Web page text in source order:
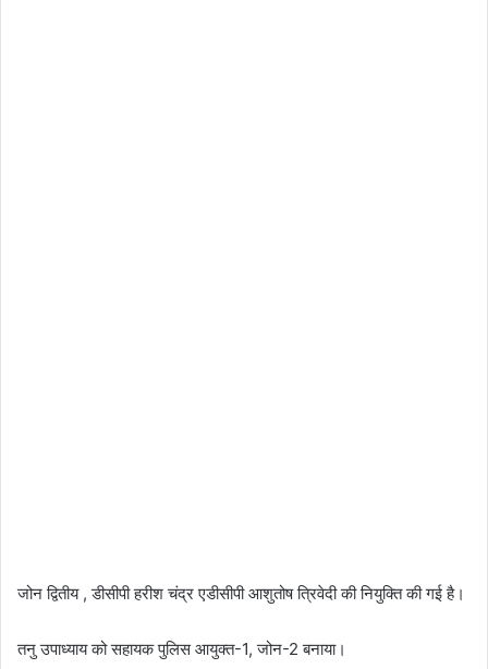
जोन द्वितीय , डीसीपी हरीश चंद्र एडीसीपी आशुतोष त्रिवेदी की नियुक्ति की गई है।
तनु उपाध्याय को सहायक पुलिस आयुक्त-1, जोन-2 बनाया।